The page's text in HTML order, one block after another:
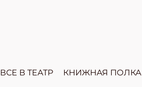
ВСЕ В ТЕАТР КНИЖНАЯ ПОЛКА